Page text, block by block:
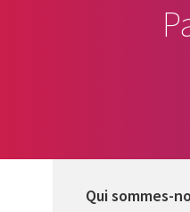
Qui sommes-